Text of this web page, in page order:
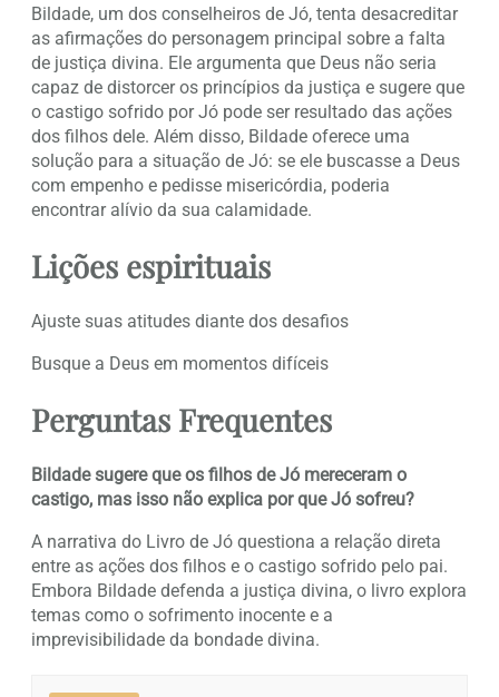
Bildade, um dos conselheiros de Jó, tenta desacreditar
as afirmações do personagem principal sobre a falta
de justiça divina. Ele argumenta que Deus não seria
capaz de distorcer os princípios da justiça e sugere que
o castigo sofrido por Jó pode ser resultado das ações
dos filhos dele. Além disso, Bildade oferece uma
solução para a situação de Jó: se ele buscasse a Deus
com empenho e pedisse misericórdia, poderia
encontrar alívio da sua calamidade.
Lições espirituais
Ajuste suas atitudes diante dos desafios
Busque a Deus em momentos difíceis
Perguntas Frequentes
Bildade sugere que os filhos de Jó mereceram o
castigo, mas isso não explica por que Jó sofreu?
A narrativa do Livro de Jó questiona a relação direta
entre as ações dos filhos e o castigo sofrido pelo pai.
Embora Bildade defenda a justiça divina, o livro explora
temas como o sofrimento inocente e a
imprevisibilidade da bondade divina.